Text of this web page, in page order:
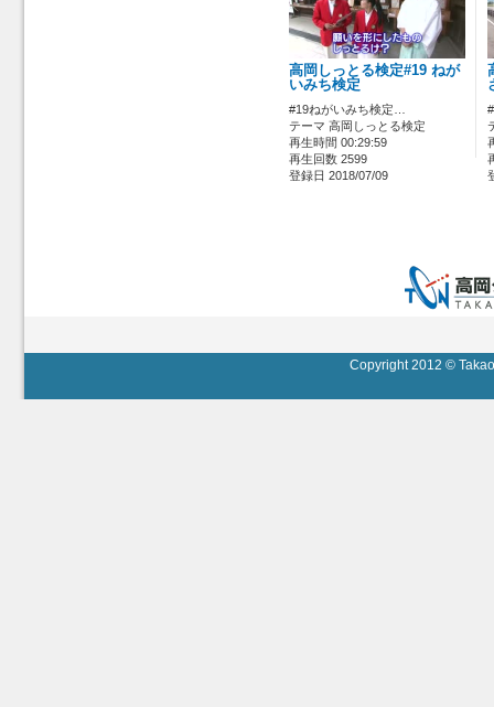
高岡しっとる検定#19 ねが
いみち検定
#19ねがいみち検定…
テーマ 高岡しっとる検定
再生時間 00:29:59
再生回数 2599
登録日 2018/07/09
Copyright 2012 ©